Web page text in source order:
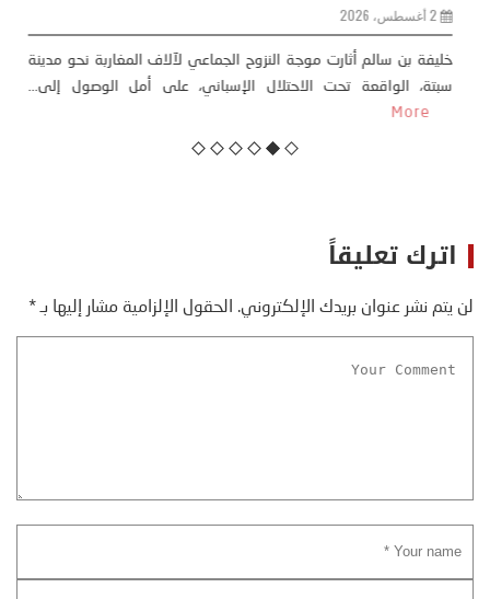
23 يوليو، 2026
كتب: منذر بالضيافي بدأت قصتي مع التغييرات المناخية ” المتطرفة”،
منذ نهاية ثمانينات القرن الماضي، حين أطردنا ...
اترك تعليقاً
لن يتم نشر عنوان بريدك الإلكتروني. الحقول الإلزامية مشار إليها بـ*